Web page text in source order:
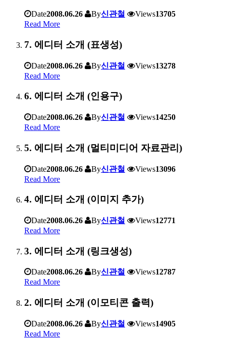
Date2008.06.26 By신관철 Views13705
Read More
7. 에디터 소개 (표생성)
Date2008.06.26 By신관철 Views13278
Read More
6. 에디터 소개 (인용구)
Date2008.06.26 By신관철 Views14250
Read More
5. 에디터 소개 (멀티미디어 자료관리)
Date2008.06.26 By신관철 Views13096
Read More
4. 에디터 소개 (이미지 추가)
Date2008.06.26 By신관철 Views12771
Read More
3. 에디터 소개 (링크생성)
Date2008.06.26 By신관철 Views12787
Read More
2. 에디터 소개 (이모티콘 출력)
Date2008.06.26 By신관철 Views14905
Read More